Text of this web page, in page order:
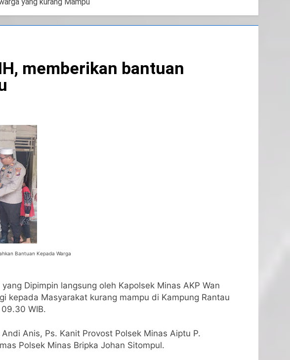
yang kurang Mampu
memberikan bantuan
Bantuan Kepada Warga
Dipimpin langsung oleh Kapolsek Minas AKP Wan
kepada Masyarakat kurang mampu di Kampung Rantau
WIB.
Anis, Ps. Kanit Provost Polsek Minas Aiptu P.
Polsek Minas Bripka Johan Sitompul.